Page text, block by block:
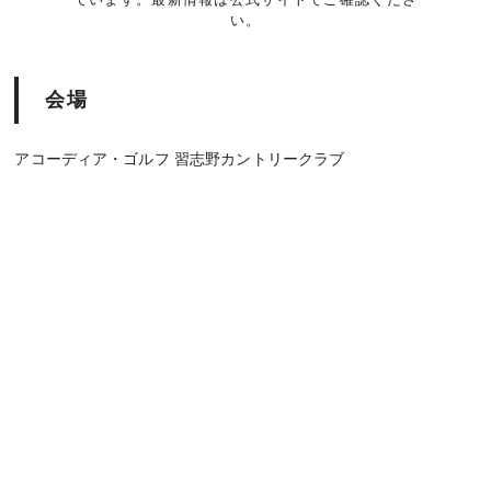
い。
会場
アコーディア・ゴルフ 習志野カントリークラブ